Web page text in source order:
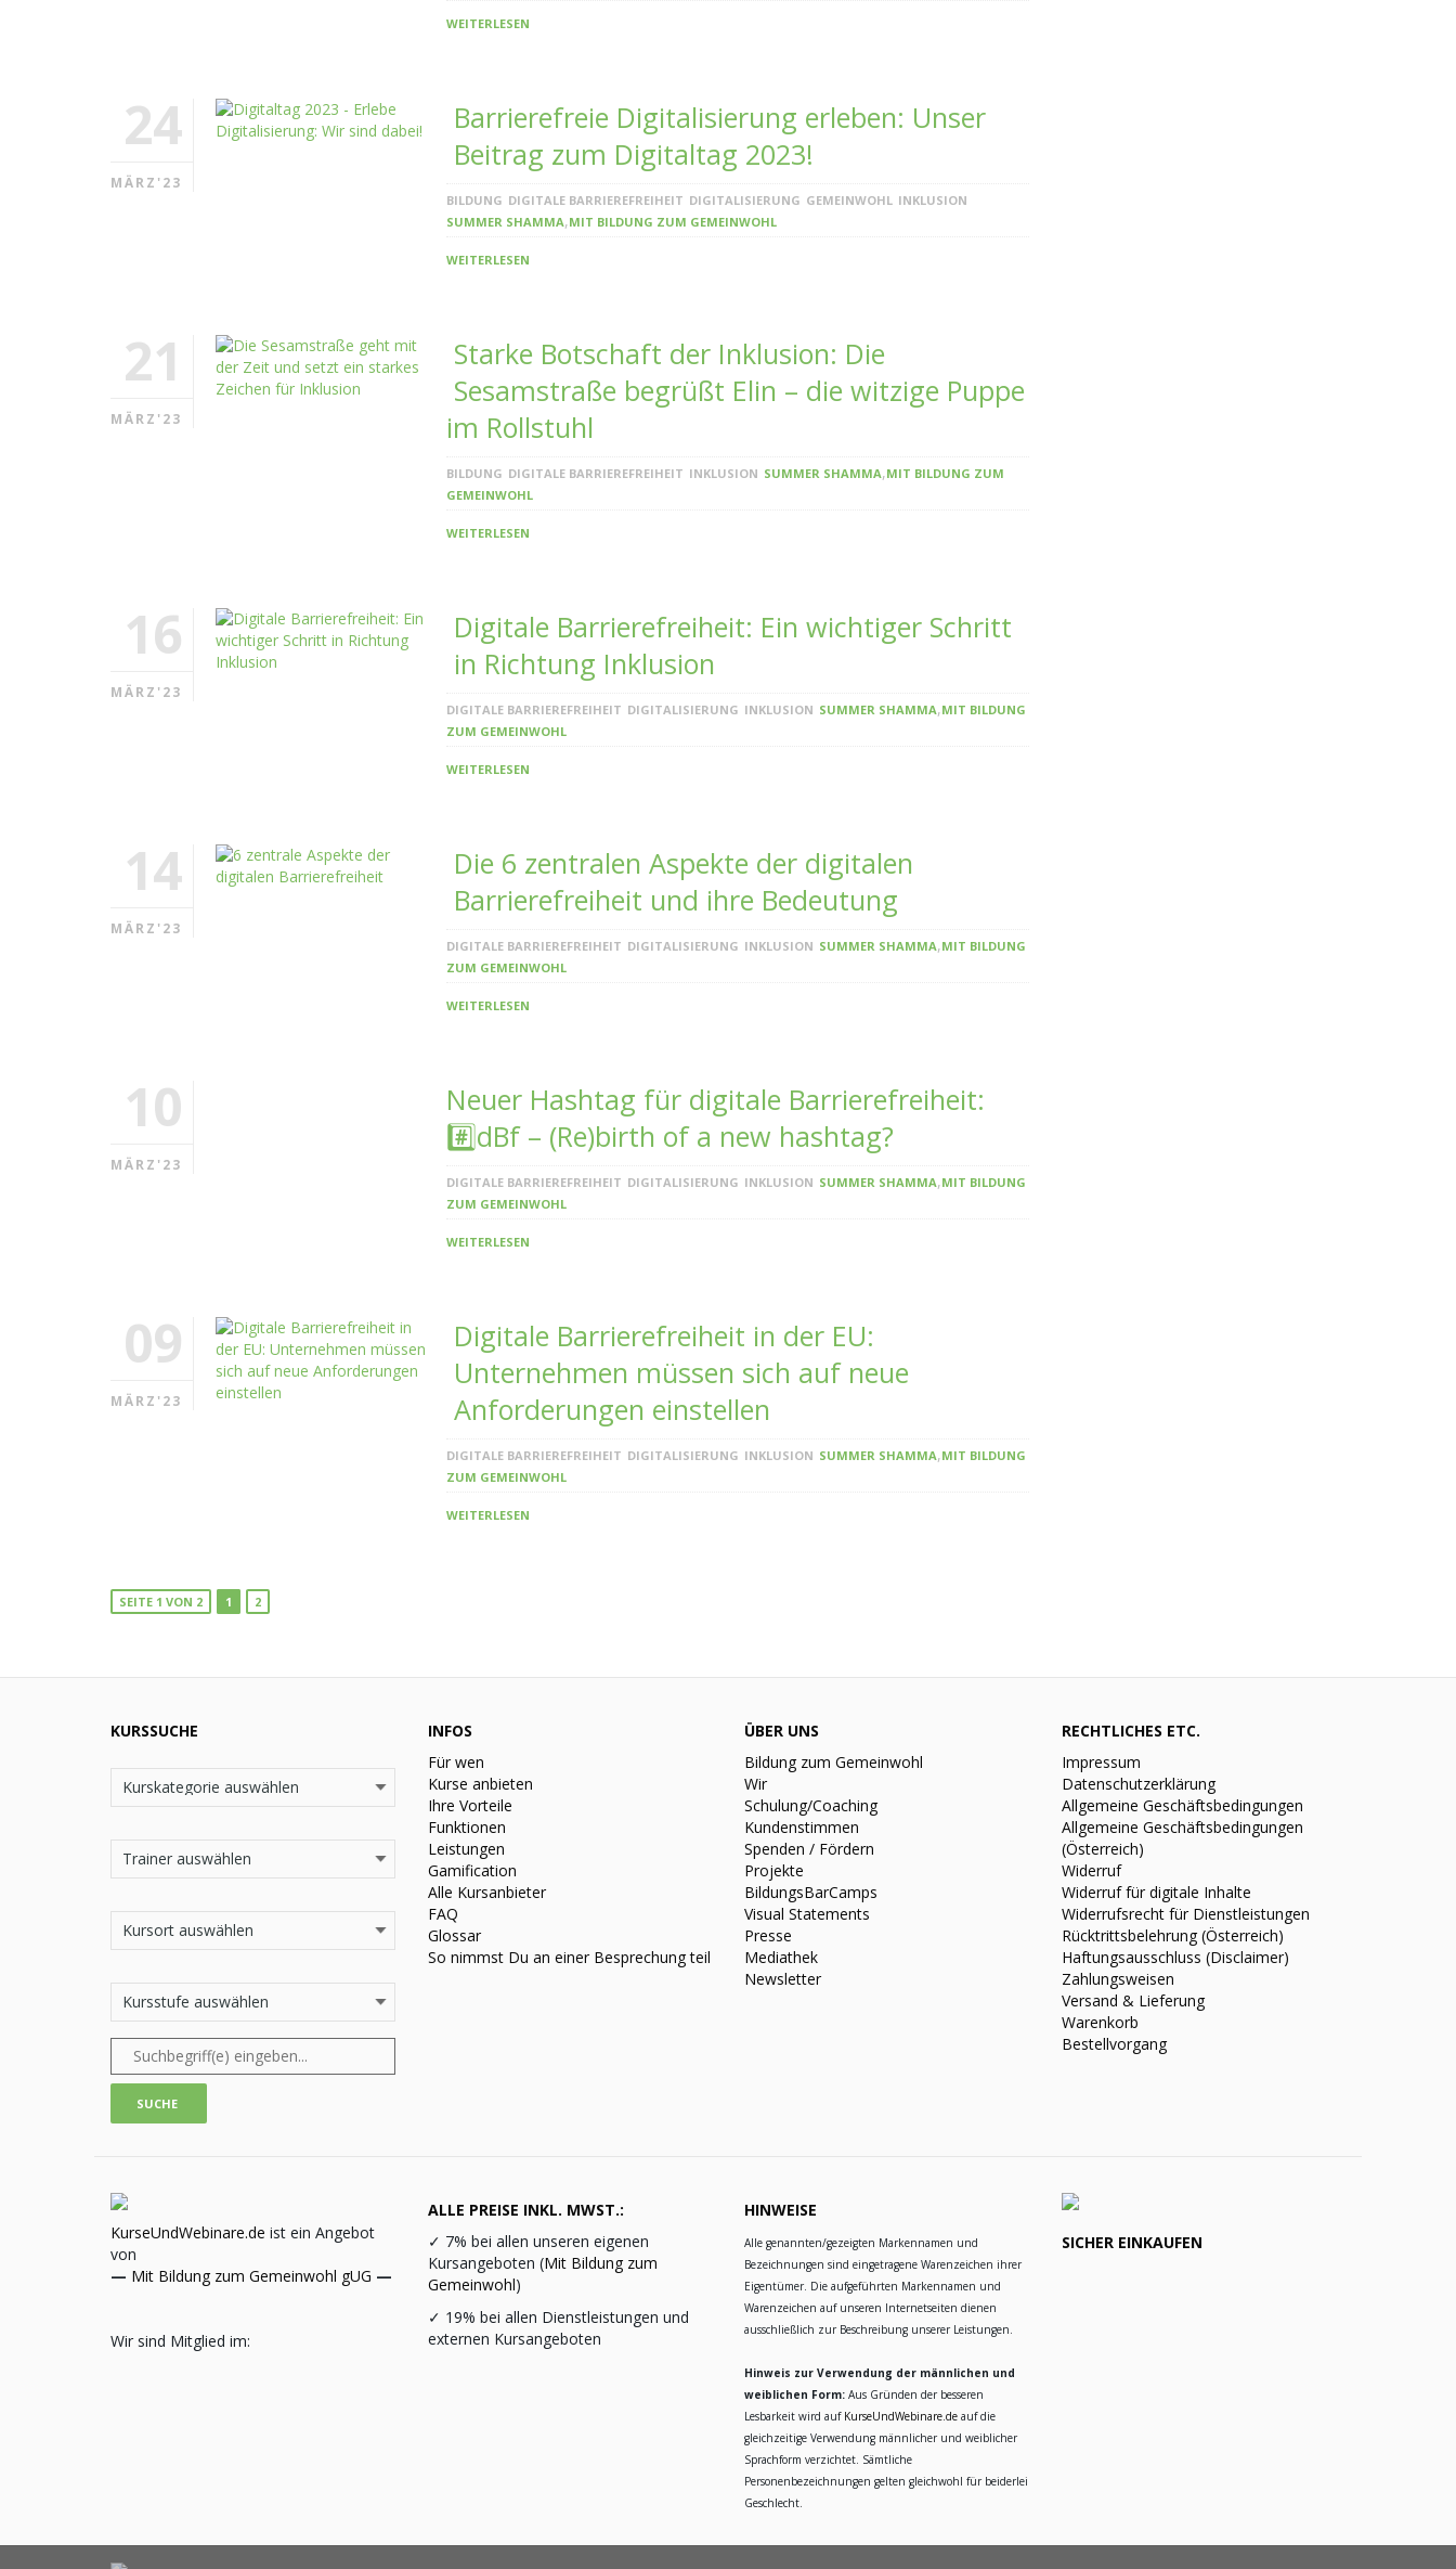
WEITERLESEN
24
MÄRZ'23
Barrierefreie Digitalisierung erleben: Unser
Beitrag zum Digitaltag 2023!
BILDUNG DIGITALE BARRIEREFREIHEIT DIGITALISIERUNG GEMEINWOHL INKLUSION
SUMMER SHAMMA,MIT BILDUNG ZUM GEMEINWOHL
WEITERLESEN
21
MÄRZ'23
Starke Botschaft der Inklusion: Die
Sesamstraße begrüßt Elin – die witzige Puppe
im Rollstuhl
BILDUNG DIGITALE BARRIEREFREIHEIT INKLUSION SUMMER SHAMMA,MIT BILDUNG ZUM
GEMEINWOHL
WEITERLESEN
16
MÄRZ'23
Digitale Barrierefreiheit: Ein wichtiger Schritt
in Richtung Inklusion
DIGITALE BARRIEREFREIHEIT DIGITALISIERUNG INKLUSION SUMMER SHAMMA,MIT BILDUNG
ZUM GEMEINWOHL
WEITERLESEN
14
MÄRZ'23
Die 6 zentralen Aspekte der digitalen
Barrierefreiheit und ihre Bedeutung
DIGITALE BARRIEREFREIHEIT DIGITALISIERUNG INKLUSION SUMMER SHAMMA,MIT BILDUNG
ZUM GEMEINWOHL
WEITERLESEN
10
MÄRZ'23
Neuer Hashtag für digitale Barrierefreiheit:
#️⃣dBf – (Re)birth of a new hashtag?
DIGITALE BARRIEREFREIHEIT DIGITALISIERUNG INKLUSION SUMMER SHAMMA,MIT BILDUNG
ZUM GEMEINWOHL
WEITERLESEN
09
MÄRZ'23
Digitale Barrierefreiheit in der EU:
Unternehmen müssen sich auf neue
Anforderungen einstellen
DIGITALE BARRIEREFREIHEIT DIGITALISIERUNG INKLUSION SUMMER SHAMMA,MIT BILDUNG
ZUM GEMEINWOHL
WEITERLESEN
SEITE 1 VON 2 1 2
KURSSUCHE
INFOS
Für wen
Kurse anbieten
Ihre Vorteile
Funktionen
Leistungen
Gamification
Alle Kursanbieter
FAQ
Glossar
So nimmst Du an einer Besprechung teil
ÜBER UNS
Bildung zum Gemeinwohl
Wir
Schulung/Coaching
Kundenstimmen
Spenden / Fördern
Projekte
BildungsBarCamps
Visual Statements
Presse
Mediathek
Newsletter
RECHTLICHES ETC.
Impressum
Datenschutzerklärung
Allgemeine Geschäftsbedingungen
Allgemeine Geschäftsbedingungen
(Österreich)
Widerruf
Widerruf für digitale Inhalte
Widerrufsrecht für Dienstleistungen
Rücktrittsbelehrung (Österreich)
Haftungsausschluss (Disclaimer)
Zahlungsweisen
Versand & Lieferung
Warenkorb
Bestellvorgang
KurseUndWebinare.de ist ein Angebot
von
— Mit Bildung zum Gemeinwohl gUG —
Wir sind Mitglied im:
ALLE PREISE INKL. MWST.:
✓ 7% bei allen unseren eigenen
Kursangeboten (Mit Bildung zum
Gemeinwohl)
✓ 19% bei allen Dienstleistungen und
externen Kursangeboten
HINWEISE
Alle genannten/gezeigten Markennamen und
Bezeichnungen sind eingetragene Warenzeichen ihrer
Eigentümer. Die aufgeführten Markennamen und
Warenzeichen auf unseren Internetseiten dienen
ausschließlich zur Beschreibung unserer Leistungen.
Hinweis zur Verwendung der männlichen und
weiblichen Form: Aus Gründen der besseren
Lesbarkeit wird auf KurseUndWebinare.de auf die
gleichzeitige Verwendung männlicher und weiblicher
Sprachform verzichtet. Sämtliche
Personenbezeichnungen gelten gleichwohl für beiderlei
Geschlecht.
SICHER EINKAUFEN